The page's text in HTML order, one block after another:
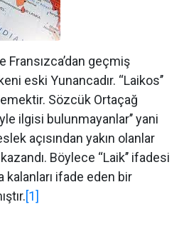
Fransızca’dan geçmiş
eski Yunancadır. ‘‘Laikos’’
demektir. Sözcük Ortaçağ
ilgisi bulunmayanlar’’ yani
açısından yakın olanlar
Böylece ‘‘Laik’’ ifadesi
kalanları ifade eden bir
[1]